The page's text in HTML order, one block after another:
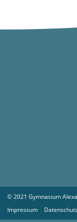
© 2021 Gymnasium
Impressum